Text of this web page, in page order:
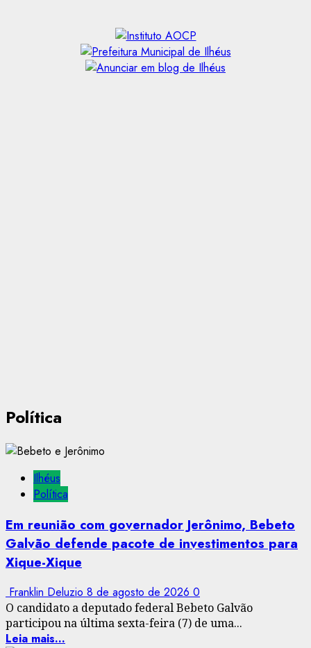
Política
Ilhéus
Política
Em reunião com governador Jerônimo, Bebeto
Galvão defende pacote de investimentos para
Xique-Xique
Franklin Deluzio 8 de agosto de 2026 0
O candidato a deputado federal Bebeto Galvão
participou na última sexta-feira (7) de uma...
Leia mais...